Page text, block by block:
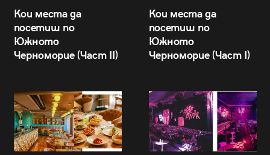
Кои места да
посетиш по
Южното
Черноморие (Част II)
Кои места да
посетиш по
Южното
Черноморие (Част I)